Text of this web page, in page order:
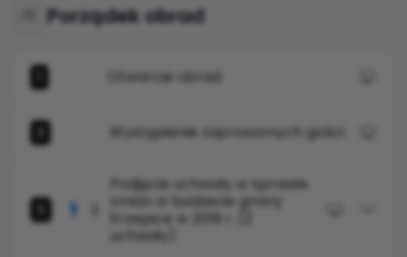
Porządek obrad
Otwarcie obrad.
Wystąpienie zaproszonych gości.
Podjęcie uchwały w sprawie
zmian w budżecie gminy
Krzepice w 2019 r. (2
uchwały)